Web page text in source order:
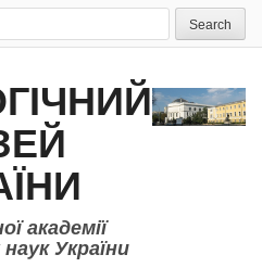
академії
України